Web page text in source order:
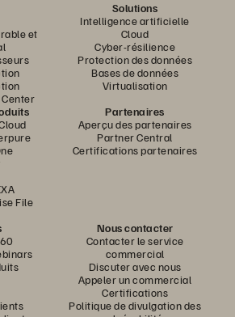
et
Solutions
Intelligence artificielle
Cloud
Cyber-résilience
Protection des données
Bases de données
Virtualisation
File
Partenaires
Aperçu des partenaires
Partner Central
Certifications partenaires
Nous contacter
Contacter le service
commercial
Discuter avec nous
Appeler un commercial
Certifications
Politique de divulgation des